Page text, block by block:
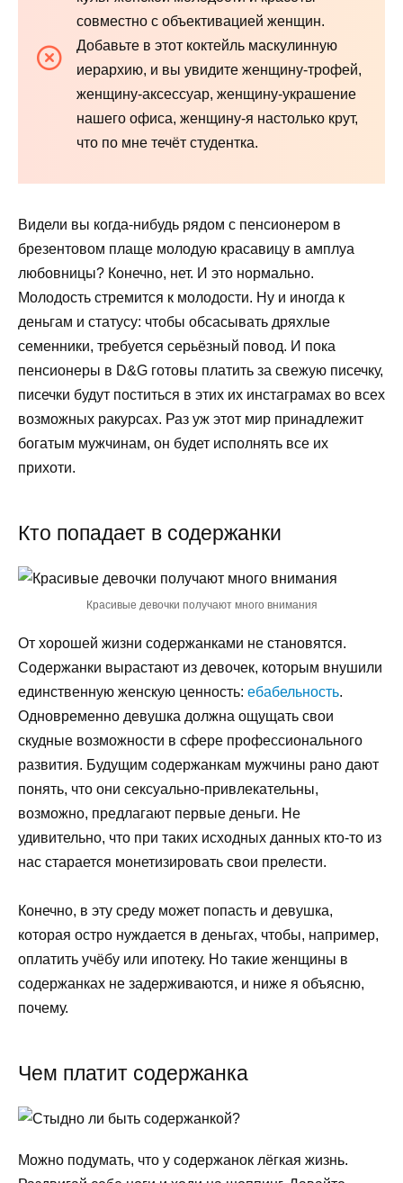
совместно с объективацией женщин.
Добавьте в этот коктейль маскулинную
иерархию, и вы увидите женщину-трофей,
женщину-аксессуар, женщину-украшение
нашего офиса, женщину-я настолько крут,
что по мне течёт студентка.
Видели вы когда-нибудь рядом с пенсионером в
брезентовом плаще молодую красавицу в амплуа
любовницы? Конечно, нет. И это нормально.
Молодость стремится к молодости. Ну и иногда к
деньгам и статусу: чтобы обсасывать дряхлые
семенники, требуется серьёзный повод. И пока
пенсионеры в D&G готовы платить за свежую писечку,
писечки будут поститься в этих их инстаграмах во всех
возможных ракурсах. Раз уж этот мир принадлежит
богатым мужчинам, он будет исполнять все их
прихоти.
Кто попадает в содержанки
Красивые девочки получают много внимания
От хорошей жизни содержанками не становятся.
Содержанки вырастают из девочек, которым внушили
единственную женскую ценность: ебабельность.
Одновременно девушка должна ощущать свои
скудные возможности в сфере профессионального
развития. Будущим содержанкам мужчины рано дают
понять, что они сексуально-привлекательны,
возможно, предлагают первые деньги. Не
удивительно, что при таких исходных данных кто-то из
нас старается монетизировать свои прелести.
Конечно, в эту среду может попасть и девушка,
которая остро нуждается в деньгах, чтобы, например,
оплатить учёбу или ипотеку. Но такие женщины в
содержанках не задерживаются, и ниже я объясню,
почему.
Чем платит содержанка
Можно подумать, что у содержанок лёгкая жизнь.